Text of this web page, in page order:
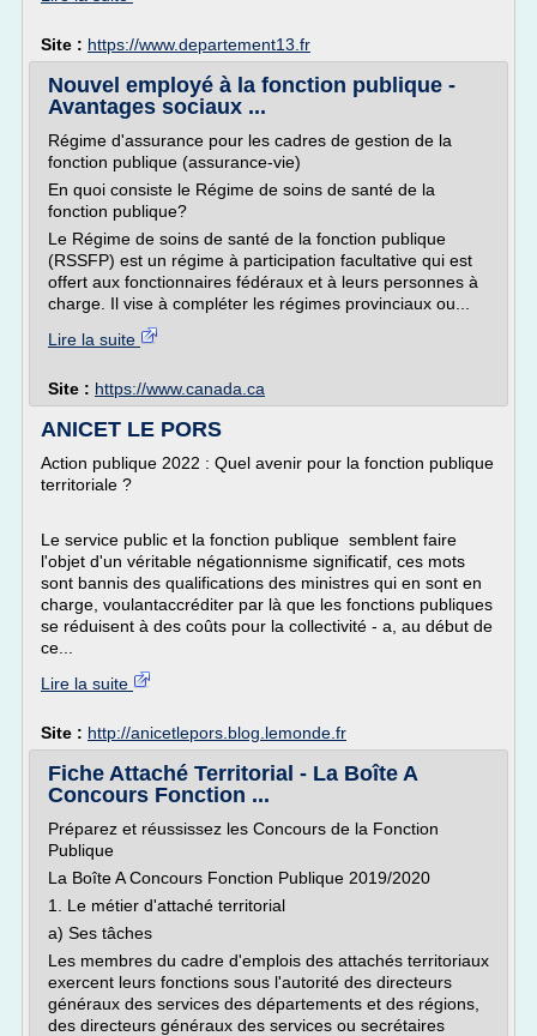
Site : https://www.departement13.fr
Nouvel employé à la fonction publique -
Avantages sociaux ...
Régime d'assurance pour les cadres de gestion de la
fonction publique (assurance-vie)
En quoi consiste le Régime de soins de santé de la
fonction publique?
Le Régime de soins de santé de la fonction publique
(RSSFP) est un régime à participation facultative qui est
offert aux fonctionnaires fédéraux et à leurs personnes à
charge. Il vise à compléter les régimes provinciaux ou...
Lire la suite
Site : https://www.canada.ca
ANICET LE PORS
Action publique 2022 : Quel avenir pour la fonction publique
territoriale ?
Le service public et la fonction publique semblent faire
l'objet d'un véritable négationnisme significatif, ces mots
sont bannis des qualifications des ministres qui en sont en
charge, voulantaccréditer par là que les fonctions publiques
se réduisent à des coûts pour la collectivité - a, au début de
ce...
Lire la suite
Site : http://anicetlepors.blog.lemonde.fr
Fiche Attaché Territorial - La Boîte A
Concours Fonction ...
Préparez et réussissez les Concours de la Fonction
Publique
La Boîte A Concours Fonction Publique 2019/2020
1. Le métier d'attaché territorial
a) Ses tâches
Les membres du cadre d'emplois des attachés territoriaux
exercent leurs fonctions sous l'autorité des directeurs
généraux des services des départements et des régions,
des directeurs généraux des services ou secrétaires